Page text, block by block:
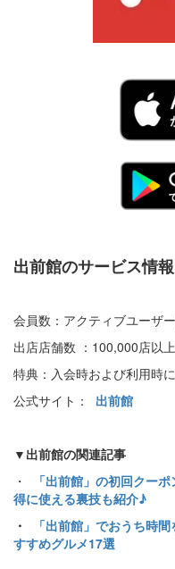
出前館のサービス情報
会員数：アクティブユーザ
出店店舗数 ：100,000店以上
特典：入会時および利用時
公式サイト： 出前館
▼出前館の関連記事
・
「出前館」の初回クー
得に使える裏技も紹介♪
・
「出前館」でおうち時
すすめグルメ17選